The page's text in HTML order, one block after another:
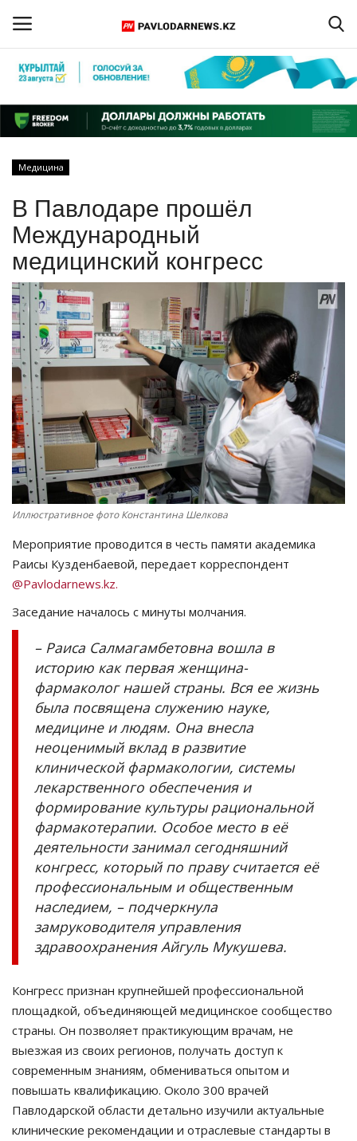
Регистрация
Главная
ПАВЛОДАРСКАЯ ОБЛАСТЬ
КАЗАХСТАН
МИР
СПЕЦПРОЕКТЫ
СПОРТ
Чек-лист
РАЗВЛЕЧЕНИЯ
OFFICIAL
Курултай
Язык
Қазақша Русский
Медицина
В Павлодаре прошёл
Международный
медицинский конгресс
Иллюстративное фото Константина Шелкова
Мероприятие проводится в честь памяти академика
Раисы Кузденбаевой, передает корреспондент
@Pavlodarnews.kz.
Заседание началось с минуты молчания.
– Раиса Салмагамбетовна вошла в
историю как первая женщина-
фармаколог нашей страны. Вся ее жизнь
была посвящена служению науке,
медицине и людям. Она внесла
неоценимый вклад в развитие
клинической фармакологии, системы
лекарственного обеспечения и
формирование культуры рациональной
фармакотерапии. Особое место в её
деятельности занимал сегодняшний
конгресс, который по праву считается её
профессиональным и общественным
наследием, – подчеркнула
замруководителя управления
здравоохранения Айгуль Мукушева.
Конгресс признан крупнейшей профессиональной
площадкой, объединяющей медицинское сообщество
страны. Он позволяет практикующим врачам, не
выезжая из своих регионов, получать доступ к
современным знаниям, обмениваться опытом и
повышать квалификацию. Около 300 врачей
Павлодарской области детально изучили актуальные
клинические рекомендации и отраслевые стандарты в